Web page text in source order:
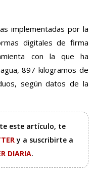
implementadas por la
digitales de firma
con la que ha
897 kilogramos de
según datos de la
este artículo, te
y a suscribirte a
DIARIA.